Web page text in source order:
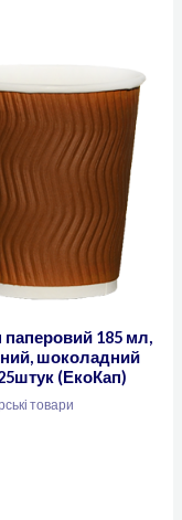
паперовий 185 мл,
шоколадний
(ЕкоКап)
товари